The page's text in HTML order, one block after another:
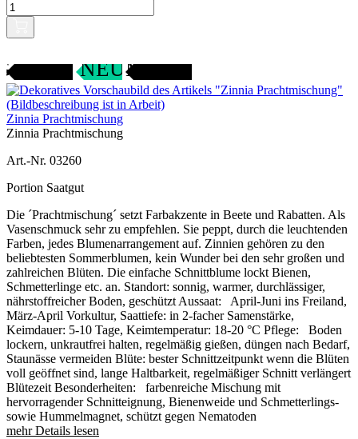
NEU
SAMENFEST
Zinnia Prachtmischung
Zinnia Prachtmischung
Art.-Nr. 03260
Portion Saatgut
Die ´Prachtmischung´ setzt Farbakzente in Beete und Rabatten. Als
Vasenschmuck sehr zu empfehlen. Sie peppt, durch die leuchtenden
Farben, jedes Blumenarrangement auf. Zinnien gehören zu den
beliebtesten Sommerblumen, kein Wunder bei den sehr großen und
zahlreichen Blüten. Die einfache Schnittblume lockt Bienen,
Schmetterlinge etc. an. Standort: sonnig, warmer, durchlässiger,
nährstoffreicher Boden, geschützt Aussaat: April-Juni ins Freiland,
März-April Vorkultur, Saattiefe: in 2-facher Samenstärke,
Keimdauer: 5-10 Tage, Keimtemperatur: 18-20 °C Pflege: Boden
lockern, unkrautfrei halten, regelmäßig gießen, düngen nach Bedarf,
Staunässe vermeiden Blüte: bester Schnittzeitpunkt wenn die Blüten
voll geöffnet sind, lange Haltbarkeit, regelmäßiger Schnitt verlängert
Blütezeit Besonderheiten: farbenreiche Mischung mit
hervorragender Schnitteignung, Bienenweide und Schmetterlings-
sowie Hummelmagnet, schützt gegen Nematoden
mehr Details lesen